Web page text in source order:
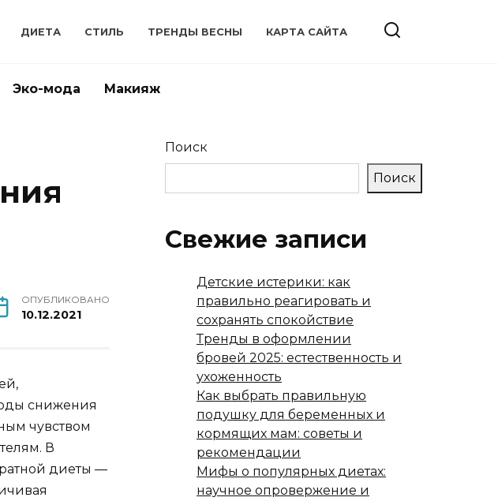
ДИЕТА СТИЛЬ ТРЕНДЫ ВЕСНЫ КАРТА САЙТА
Эко-мода Макияж
ОПУБЛИКОВАНО
10.12.2021
снижения
чувством
В
диеты —
Поиск
Поиск
Свежие записи
Детские истерики: как
правильно реагировать и
сохранять спокойствие
Тренды в оформлении
бровей 2025: естественность и
ухоженность
Как выбрать правильную
подушку для беременных и
кормящих мам: советы и
рекомендации
Мифы о популярных диетах:
научное опровержение и